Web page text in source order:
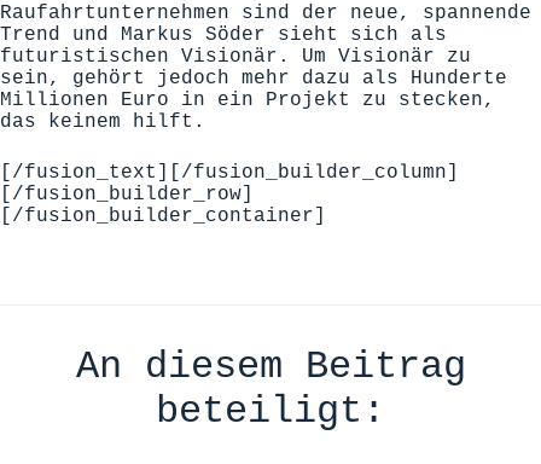
Raufahrtunternehmen sind der neue, spannende
Trend und Markus Söder sieht sich als
futuristischen Visionär. Um Visionär zu
sein, gehört jedoch mehr dazu als Hunderte
Millionen Euro in ein Projekt zu stecken,
das keinem hilft.
[/fusion_text][/fusion_builder_column]
[/fusion_builder_row]
[/fusion_builder_container]
An diesem Beitrag
beteiligt: